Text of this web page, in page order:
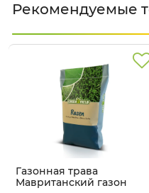
Рекомендуемые
Газонная трава
Мавританский газон